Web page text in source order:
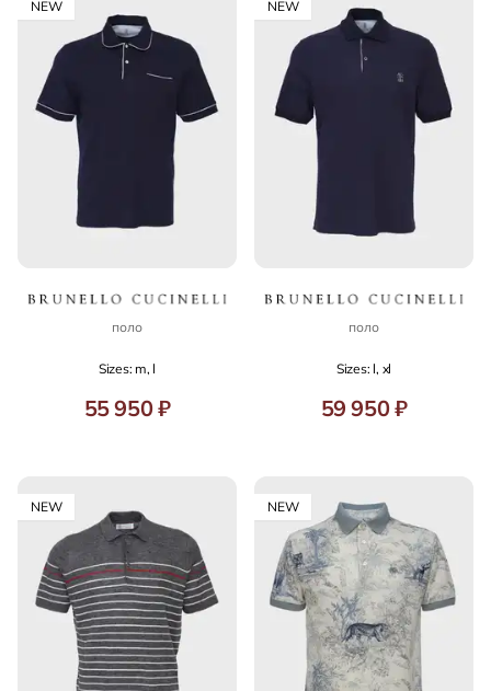
NEW
поло
Sizes: m, l
55 950 ₽
NEW
поло
Sizes: l, xl
59 950 ₽
NEW NEW